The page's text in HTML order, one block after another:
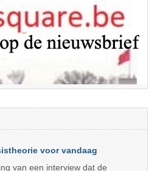
voor vandaag
van een interview dat de